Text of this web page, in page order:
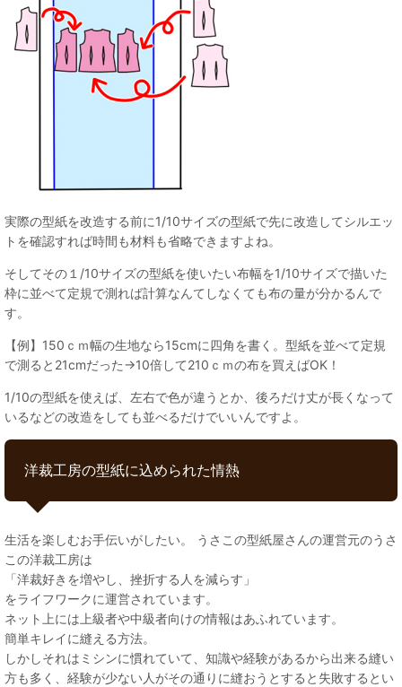
実際の型紙を改造する前に1/10サイズの型紙で先に改造してシルエッ
トを確認すれば時間も材料も省略できますよね。
そしてその１/10サイズの型紙を使いたい布幅を1/10サイズで描いた
枠に並べて定規で測れば計算なんてしなくても布の量が分かるんで
す。
【例】150ｃｍ幅の生地なら15cmに四角を書く。型紙を並べて定規
で測ると21cmだった→10倍して210ｃｍの布を買えばOK！
1/10の型紙を使えば、左右で色が違うとか、後ろだけ丈が長くなって
いるなどの改造をしても並べるだけでいいんですよ。
洋裁工房の型紙に込められた情熱
生活を楽しむお手伝いがしたい。 うさこの型紙屋さんの運営元のうさ
この洋裁工房は
「洋裁好きを増やし、挫折する人を減らす」
をライフワークに運営されています。
ネット上には上級者や中級者向けの情報はあふれています。
簡単キレイに縫える方法。
しかしそれはミシンに慣れていて、知識や経験があるから出来る縫い
方も多く、経験が少ない人がその通りに縫おうとすると失敗するとい